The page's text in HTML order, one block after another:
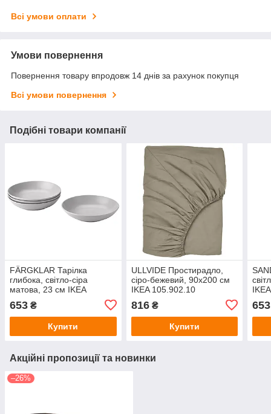
Всі умови оплати
Умови повернення
Повернення товару впродовж 14 днів за рахунок покупця
Всі умови повернення
Подібні товари компанії
FÄRGKLAR Тарілка
глибока, світло-сіра
матова, 23 см IKEA
653 ₴
Купити
ULLVIDE Простирадло,
сіро-бежевий, 90х200 см
IKEA 105.902.10
816₴
Купити
653
Акційні пропозиції та новинки
–26%